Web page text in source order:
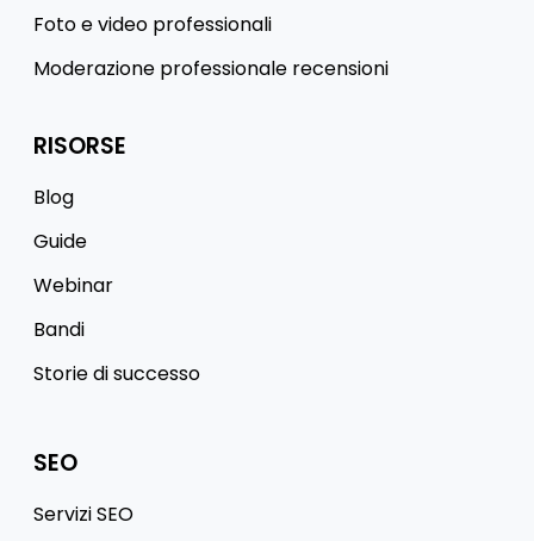
Foto e video professionali
Moderazione professionale recensioni
RISORSE
Blog
Guide
Webinar
Bandi
Storie di successo
SEO
Servizi SEO